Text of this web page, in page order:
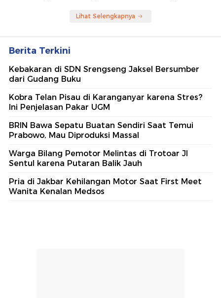
Lihat Selengkapnya
Berita Terkini
Kebakaran di SDN Srengseng Jaksel Bersumber
dari Gudang Buku
Kobra Telan Pisau di Karanganyar karena Stres?
Ini Penjelasan Pakar UGM
BRIN Bawa Sepatu Buatan Sendiri Saat Temui
Prabowo, Mau Diproduksi Massal
Warga Bilang Pemotor Melintas di Trotoar Jl
Sentul karena Putaran Balik Jauh
Pria di Jakbar Kehilangan Motor Saat First Meet
Wanita Kenalan Medsos